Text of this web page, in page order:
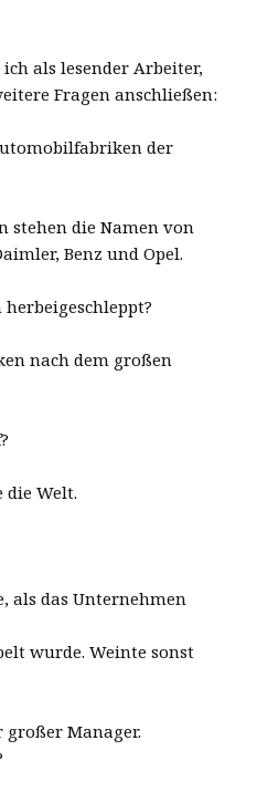
als lesender Arbeiter,
Fragen anschließen:
der
stehen die Namen von
Benz und Opel.
nach dem großen
die Welt.
als das Unternehmen
wurde. Weinte sonst
großer Manager.